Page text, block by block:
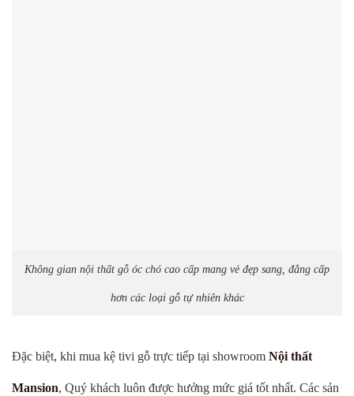
Không gian nội thất gỗ óc chó cao cấp mang vẻ đẹp sang, đẳng cấp
hơn các loại gỗ tự nhiên khác
Đặc biệt, khi mua kệ tivi gỗ trực tiếp tại showroom Nội thất
Mansion, Quý khách luôn được hưởng mức giá tốt nhất. Các sản